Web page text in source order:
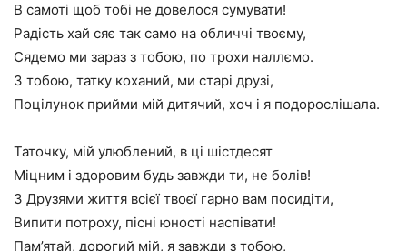
В самоті щоб тобі не довелося сумувати!
Радість хай сяє так само на обличчі твоєму,
Сядемо ми зараз з тобою, по трохи наллємо.
З тобою, татку коханий, ми старі друзі,
Поцілунок прийми мій дитячий, хоч і я подорослішала.
Таточку, мій улюблений, в ці шістдесят
Міцним і здоровим будь завжди ти, не болів!
З Друзями життя всієї твоєї гарно вам посидіти,
Випити потроху, пісні юності наспівати!
Пам’ятай, дорогий мій, я завжди з тобою,